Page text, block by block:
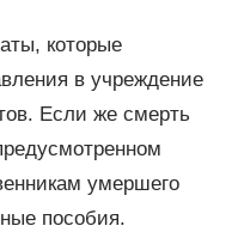
которые
в учреждение
Если же смерть
умершего
пособия.